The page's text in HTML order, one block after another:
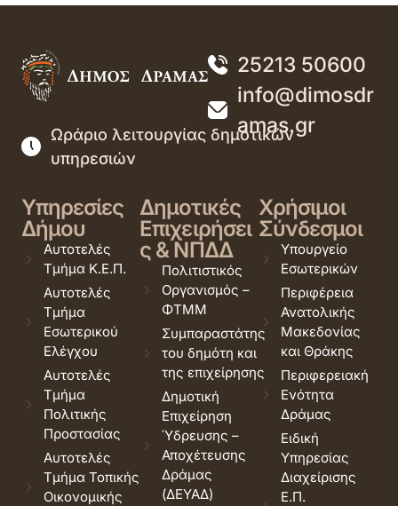
25213 50600
info@dimosdr
amas.gr
Ωράριο λειτουργίας δημοτικών
υπηρεσιών
Υπηρεσίες
Δήμου
Αυτοτελές
Τμήμα Κ.Ε.Π.
Αυτοτελές
Τμήμα
Εσωτερικού
Ελέγχου
Αυτοτελές
Τμήμα
Πολιτικής
Προστασίας
Αυτοτελές
Τμήμα Τοπικής
Οικονομικής
Δημοτικές
Επιχειρήσει
ς & ΝΠΔΔ
Πολιτιστικός
Οργανισμός –
ΦΤΜΜ
Συμπαραστάτης
του δημότη και
της επιχείρησης
Δημοτική
Επιχείρηση
Ύδρευσης –
Αποχέτευσης
Δράμας
(ΔΕΥΑΔ)
Χρήσιμοι
Σύνδεσμοι
Υπουργείο
Εσωτερικών
Περιφέρεια
Ανατολικής
Μακεδονίας
και Θράκης
Περιφερειακή
Ενότητα
Δράμας
Ειδική
Υπηρεσίας
Διαχείρισης
Ε.Π.